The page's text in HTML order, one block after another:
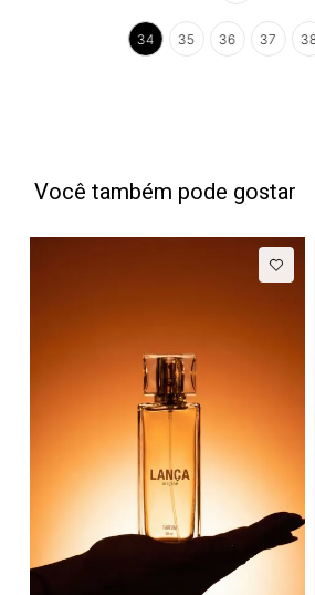
34 35 36 37
Você também pode gostar